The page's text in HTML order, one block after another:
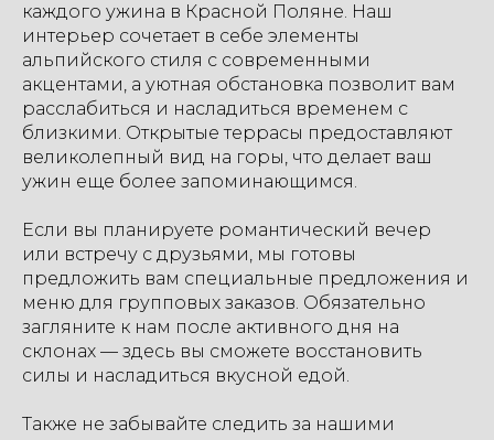
каждого ужина в Красной Поляне. Наш
интерьер сочетает в себе элементы
альпийского стиля с современными
акцентами, а уютная обстановка позволит вам
расслабиться и насладиться временем с
близкими. Открытые террасы предоставляют
великолепный вид на горы, что делает ваш
ужин еще более запоминающимся.
Если вы планируете романтический вечер
или встречу с друзьями, мы готовы
предложить вам специальные предложения и
меню для групповых заказов. Обязательно
загляните к нам после активного дня на
склонах — здесь вы сможете восстановить
силы и насладиться вкусной едой.
Также не забывайте следить за нашими